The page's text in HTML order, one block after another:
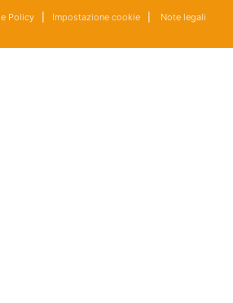
Policy| Impostazione cookie| Note legali